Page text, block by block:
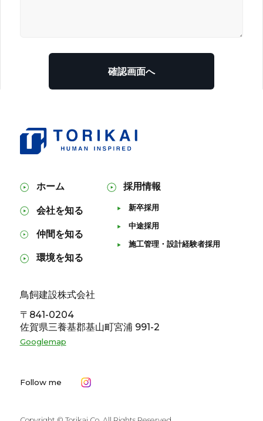
採用情報
中途採用
鳥飼建設株式会社
〒841-0204
佐賀県三養基郡基山町宮浦 991-2
Googlemap
ホーム
会社を知る
仲間を知る
環境を知る
採用情報
新卒採用
中途採用
施工管理・設計経験者採用